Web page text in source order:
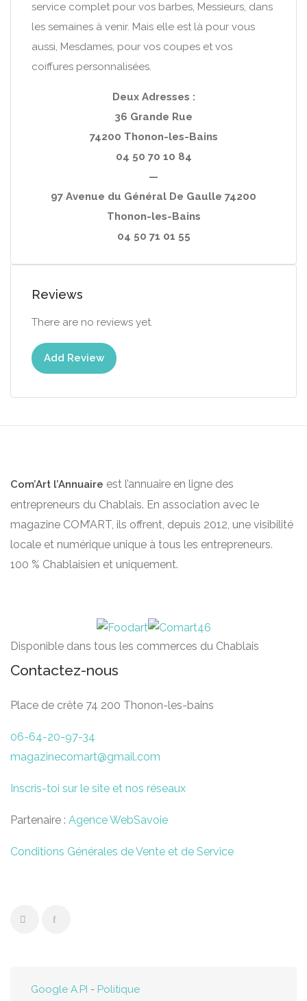
service complet pour vos barbes, Messieurs, dans
les semaines à venir. Mais elle est là pour vous
aussi, Mesdames, pour vos coupes et vos
coiffures personnalisées.
Deux Adresses :
36 Grande Rue
74200 Thonon-les-Bains
04 50 70 10 84
—
97 Avenue du Général De Gaulle 74200
Thonon-les-Bains
04 50 71 01 55
Reviews
There are no reviews yet.
Add Review
Com’Art l’Annuaire est l’annuaire en ligne des
entrepreneurs du Chablais. En association avec le
magazine COM’ART, ils offrent, depuis 2012, une visibilité
locale et numérique unique à tous les entrepreneurs.
100 % Chablaisien et uniquement.
Disponible dans tous les commerces du Chablais
Contactez-nous
Place de crête 74 200 Thonon-les-bains
06-64-20-97-34
magazinecomart@gmail.com
Inscris-toi sur le site et nos réseaux
Partenaire : Agence WebSavoie
Conditions Générales de Vente et de Service
Google A.PI - Politique